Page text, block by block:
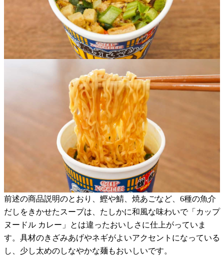
前述の商品説明のとおり、鰹や鯖、焼あごなど、6種の魚介
だしをきかせたスープは、たしかに和風な味わいで「カップ
ヌードル カレー」とは違ったおいしさに仕上がっていま
す。具材のきざみあげやネギがよいアクセントになっている
し、少し太めのしなやかな麺もおいしいです。